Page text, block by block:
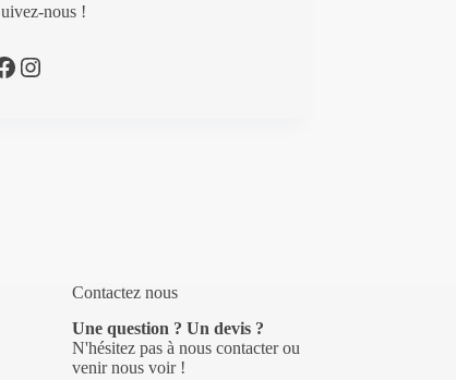
nous !
Suivez-nous !
Contactez nous
Une question ? Un devis ?
N'hésitez pas à nous contacter ou
venir nous voir !